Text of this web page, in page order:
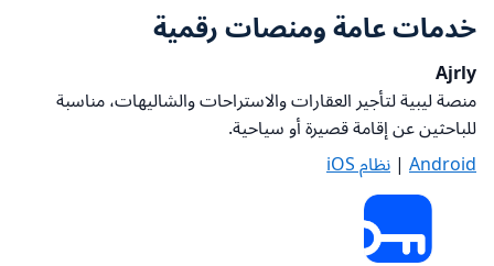
خدمات عامة ومنصات رقمية
Ajrly
منصة ليبية لتأجير العقارات والاستراحات والشاليهات، مناسبة
للباحثين عن إقامة قصيرة أو سياحية.
Android
| نظام iOS